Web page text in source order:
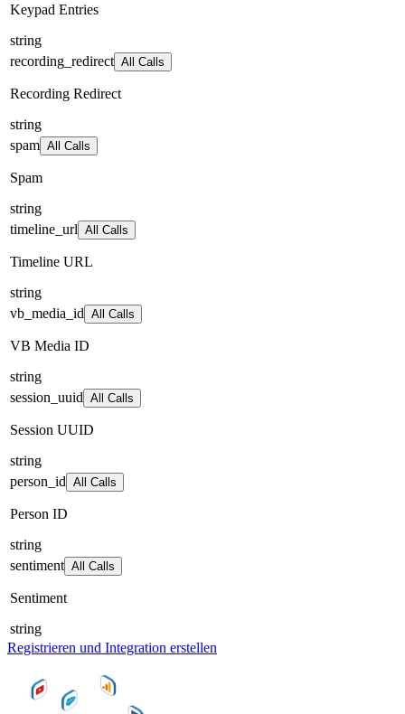
Keypad Entries
string
recording_redirect All Calls
Recording Redirect
string
spam All Calls
Spam
string
timeline_url All Calls
Timeline URL
string
vb_media_id All Calls
VB Media ID
string
session_uuid All Calls
Session UUID
string
person_id All Calls
Person ID
string
sentiment All Calls
Sentiment
string
Registrieren und Integration erstellen